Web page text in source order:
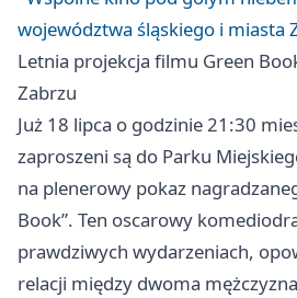
województwa śląskiego i miasta
Letnia projekcja filmu Green
Zabrzu
Już 18 lipca o godzinie 21:30
zaproszeni są do Parku
na plenerowy pokaz
Book”. Ten oscarowy
prawdziwych wydarzeniach,
relacji między dwoma